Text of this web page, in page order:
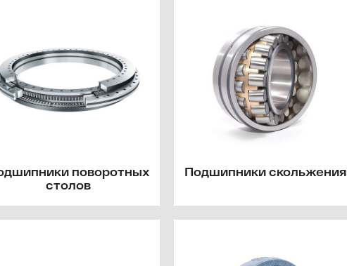
поворотных
столов
Подшипники скольжения